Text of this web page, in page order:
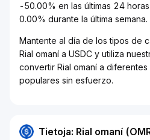
-50.00% en las últimas 24
0.00% durante la última semana.
Mantente al día de los tipos de
Rial omaní a USDC y utiliza
convertir Rial omaní a
populares sin esfuerzo.
Tietoja: Rial omaní